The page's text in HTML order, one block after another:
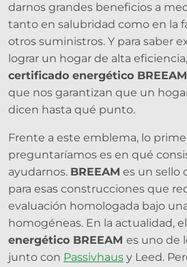
darnos grandes beneficios a
tanto en salubridad como en la
otros suministros. Y para saber
lograr un hogar de alta
certificado energético BREEAM
que nos garantizan que un
dicen hasta qué punto.
Frente a este emblema, lo
preguntaríamos es en qué
ayudarnos. BREEAM es un sello
para esas construcciones que
evaluación homologada bajo
homogéneas. En la actualidad, el
energético BREEAM es uno de
junto con Passivhaus y Leed.